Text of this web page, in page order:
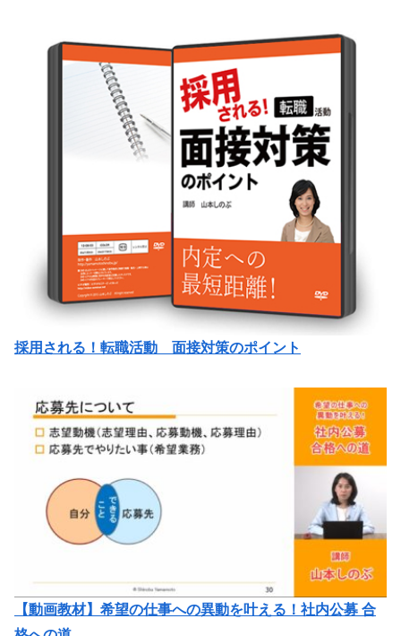
採用される！転職活動 面接対策のポイント
【動画教材】希望の仕事への異動を叶える！社内公募 合